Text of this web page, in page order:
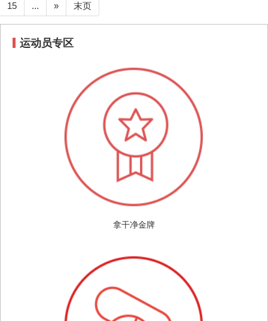
15 ... » 末页
运动员专区
拿干净金牌